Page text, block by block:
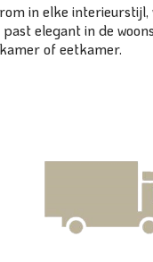
in elke
elegant in de
of eetkamer.